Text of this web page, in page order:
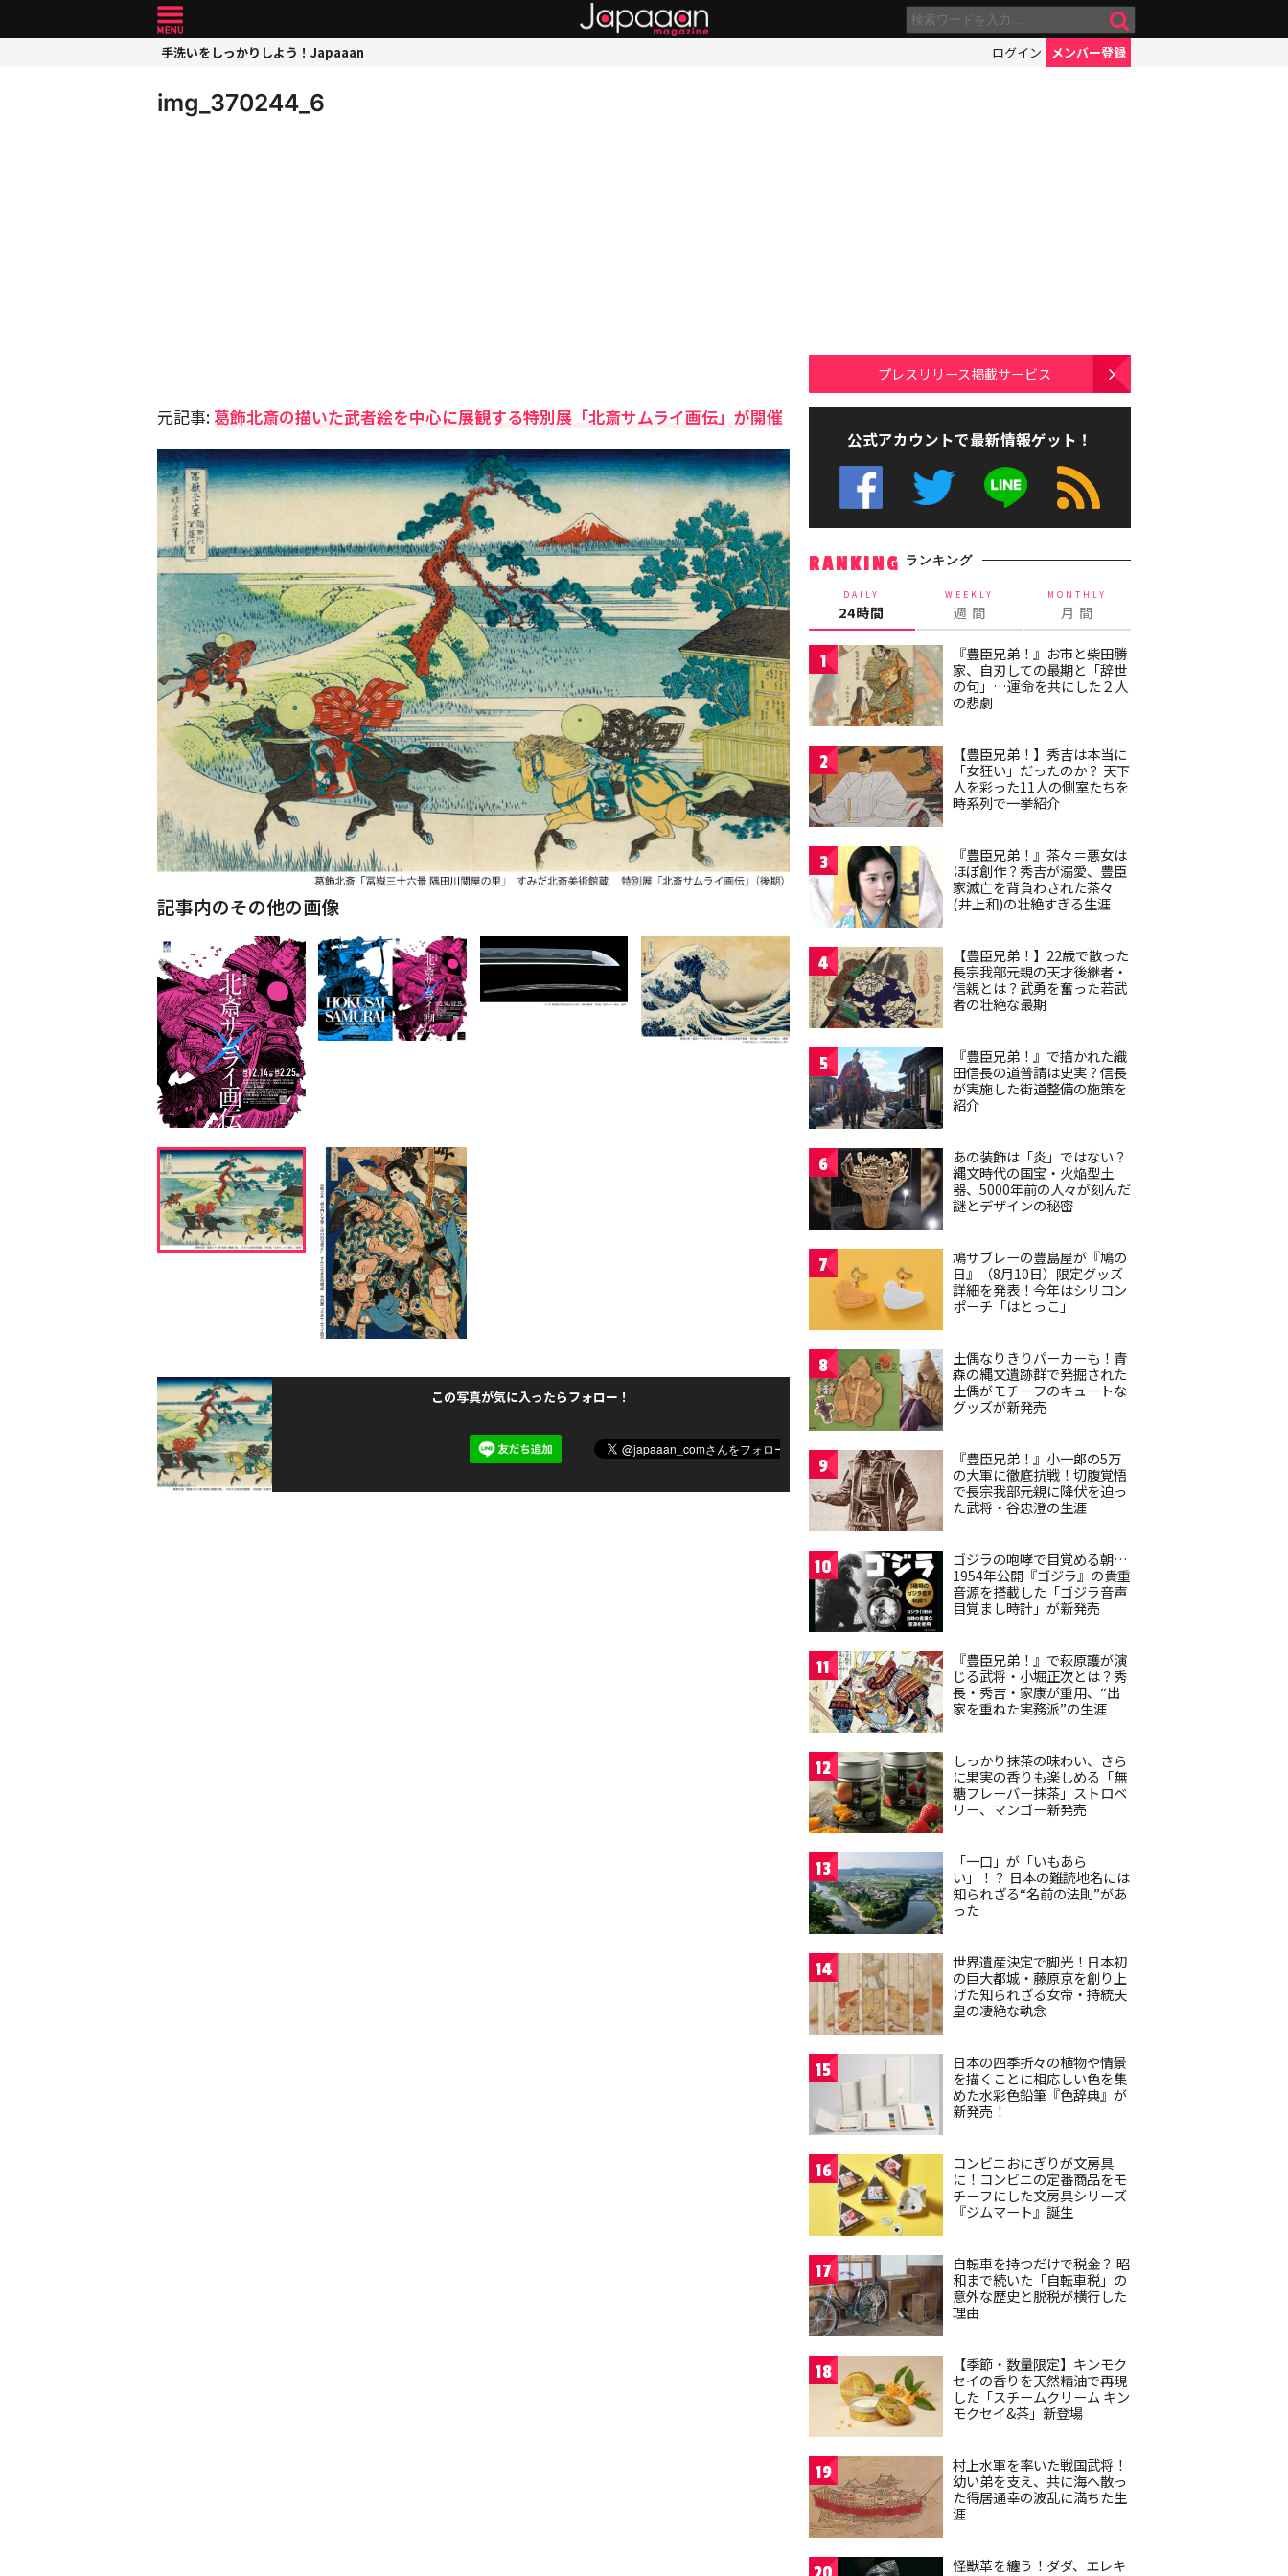
手洗いをしっかりしよう！Japaaan ログイン メンバー登録
img_370244_6
元記事:葛飾北斎の描いた武者絵を中心に展観する特別展「北斎サムライ画伝」が開催
記事内のその他の画像
この写真が気に入ったらフォロー！
プレスリリース掲載サービス
公式アカウントで最新情報ゲット！
RANKING ランキング
DAILY
24時間
WEEKLY
週 間
MONTHLY
月 間
1
『豊臣兄弟！』お市と柴田勝
家、自刃しての最期と「辞世
の句」…運命を共にした２人
の悲劇
2
【豊臣兄弟！】秀吉は本当に
「女狂い」だったのか？ 天下
人を彩った11人の側室たちを
時系列で一挙紹介
3
『豊臣兄弟！』茶々＝悪女は
ほぼ創作？秀吉が溺愛、豊臣
家滅亡を背負わされた茶々
(井上和)の壮絶すぎる生涯
4
【豊臣兄弟！】22歳で散った
長宗我部元親の天才後継者・
信親とは？武勇を奮った若武
者の壮絶な最期
5
『豊臣兄弟！』で描かれた織
田信長の道普請は史実？信長
が実施した街道整備の施策を
紹介
6
あの装飾は「炎」ではない？
縄文時代の国宝・火焔型土
器、5000年前の人々が刻んだ
謎とデザインの秘密
7
鳩サブレーの豊島屋が『鳩の
日』（8月10日）限定グッズ
詳細を発表！今年はシリコン
ポーチ「はとっこ」
8
土偶なりきりパーカーも！青
森の縄文遺跡群で発掘された
土偶がモチーフのキュートな
グッズが新発売
9
『豊臣兄弟！』小一郎の5万
の大軍に徹底抗戦！切腹覚悟
で長宗我部元親に降伏を迫っ
た武将・谷忠澄の生涯
10
ゴジラの咆哮で目覚める朝…
1954年公開『ゴジラ』の貴重
音源を搭載した「ゴジラ音声
目覚まし時計」が新発売
11
『豊臣兄弟！』で萩原護が演
じる武将・小堀正次とは？秀
長・秀吉・家康が重用、“出
家を重ねた実務派”の生涯
12
しっかり抹茶の味わい、さら
に果実の香りも楽しめる「無
糖フレーバー抹茶」ストロベ
リー、マンゴー新発売
13
「一口」が「いもあら
い」！？ 日本の難読地名には
知られざる“名前の法則”があ
った
14
世界遺産決定で脚光！日本初
の巨大都城・藤原京を創り上
げた知られざる女帝・持統天
皇の凄絶な執念
15
日本の四季折々の植物や情景
を描くことに相応しい色を集
めた水彩色鉛筆『色辞典』が
新発売！
16
コンビニおにぎりが文房具
に！コンビニの定番商品をモ
チーフにした文房具シリーズ
『ジムマート』誕生
17
自転車を持つだけで税金？ 昭
和まで続いた「自転車税」の
意外な歴史と脱税が横行した
理由
18
【季節・数量限定】キンモク
セイの香りを天然精油で再現
した「スチームクリーム キン
モクセイ&茶」新登場
19
村上水軍を率いた戦国武将！
幼い弟を支え、共に海へ散っ
た得居通幸の波乱に満ちた生
涯
怪獣革を纏う！ダダ、エレキ